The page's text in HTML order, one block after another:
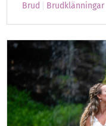
Brud Brudklänningar